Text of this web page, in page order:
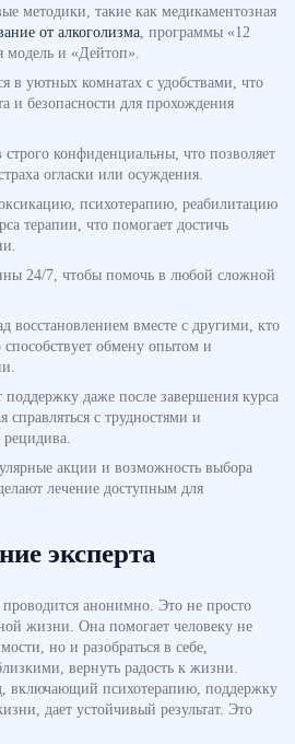
методики, такие как медикаментозная
от алкоголизма , программы «12
и «Дейтоп».
в уютных комнатах с удобствами, что
и безопасности для прохождения
конфиденциальны, что позволяет
огласки или осуждения.
психотерапию, реабилитацию
терапии, что помогает достичь
24/7, чтобы помочь в любой сложной
восстановлением вместе с другими, кто
способствует обмену опытом и
поддержку даже после завершения курса
справляться с трудностями и
акции и возможность выбора
лечение доступным для
эксперта
проводится анонимно. Это не просто
жизни. Она помогает человеку не
но и разобраться в себе,
вернуть радость к жизни.
включающий психотерапию, поддержку
дает устойчивый результат. Это